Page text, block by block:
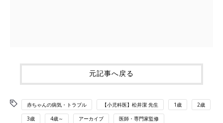
元記事へ戻る
赤ちゃんの病気・トラブル 【小児科医】松井潔 先生 1歳 2歳
3歳 4歳～ アーカイブ 医師・専門家監修